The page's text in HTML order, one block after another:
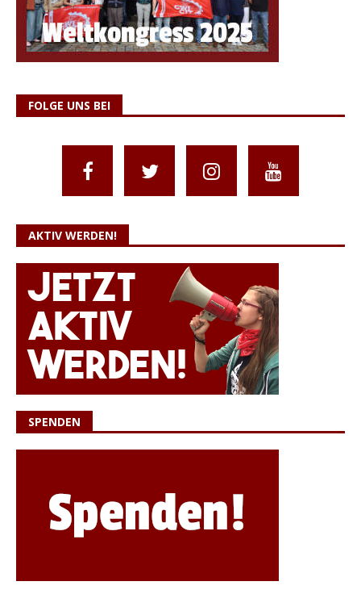
FOLGE UNS BEI
AKTIV WERDEN!
SPENDEN